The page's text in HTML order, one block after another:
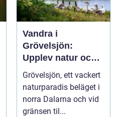
Vandra i
Grövelsjön:
Upplev natur och
fjällvandring på
toppnivå
Grövelsjön, ett vackert
naturparadis beläget i
norra Dalarna och vid
gränsen til...